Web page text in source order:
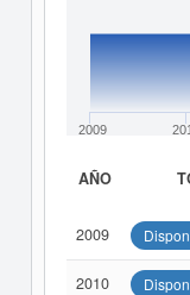
2009
AÑO
2009
2010